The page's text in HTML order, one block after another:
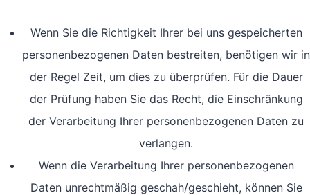
Wenn Sie die Richtigkeit Ihrer bei uns gespeicherten
personenbezogenen Daten bestreiten, benötigen wir in
der Regel Zeit, um dies zu überprüfen. Für die Dauer
der Prüfung haben Sie das Recht, die Einschränkung
der Verarbeitung Ihrer personenbezogenen Daten zu
verlangen.
Wenn die Verarbeitung Ihrer personenbezogenen
Daten unrechtmäßig geschah/geschieht, können Sie